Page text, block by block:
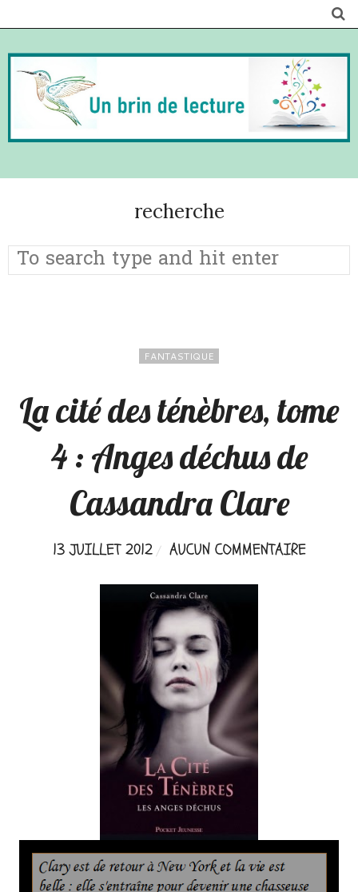
recherche
FANTASTIQUE
La cité des ténèbres, tome
4 : Anges déchus de
Cassandra Clare
13 JUILLET 2012 AUCUN COMMENTAIRE